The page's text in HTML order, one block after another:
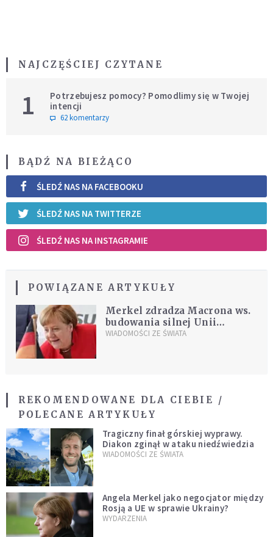
NAJCZĘŚCIEJ CZYTANE
1
Potrzebujesz pomocy? Pomodlimy się w Twojej
intencji
62 komentarzy
BĄDŹ NA BIEŻĄCO
ŚLEDŹ NAS NA FACEBOOKU
ŚLEDŹ NAS NA TWITTERZE
ŚLEDŹ NAS NA INSTAGRAMIE
POWIĄZANE ARTYKUŁY
Merkel zdradza Macrona ws.
budowania silnej Unii
Europejskiej
WIADOMOŚCI ZE ŚWIATA
REKOMENDOWANE DLA CIEBIE /
POLECANE ARTYKUŁY
Tragiczny finał górskiej wyprawy.
Diakon zginął w ataku niedźwiedzia
WIADOMOŚCI ZE ŚWIATA
Angela Merkel jako negocjator między
Rosją a UE w sprawie Ukrainy?
WYDARZENIA